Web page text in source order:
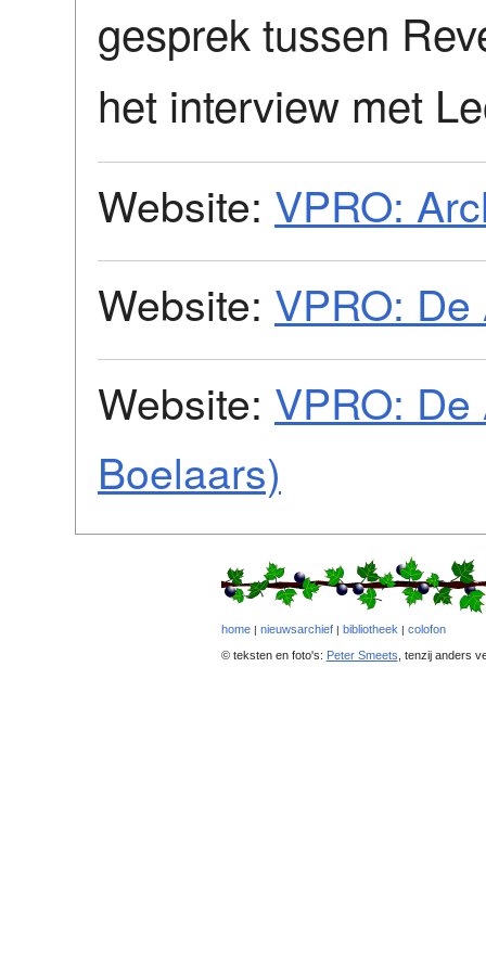
gesprek tussen
het interview met
Website: VPRO:
Website: VPRO:
Website: VPRO:
Boelaars)
home| nieuwsarchief| bibliotheek | colofon
© teksten en foto's: Peter Smeets , tenzij anders